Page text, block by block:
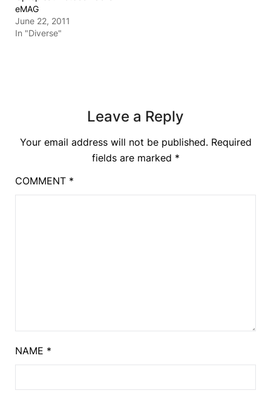
eMAG
June 22, 2011
In "Diverse"
Leave a Reply
Your email address will not be published. Required
fields are marked *
COMMENT *
NAME *